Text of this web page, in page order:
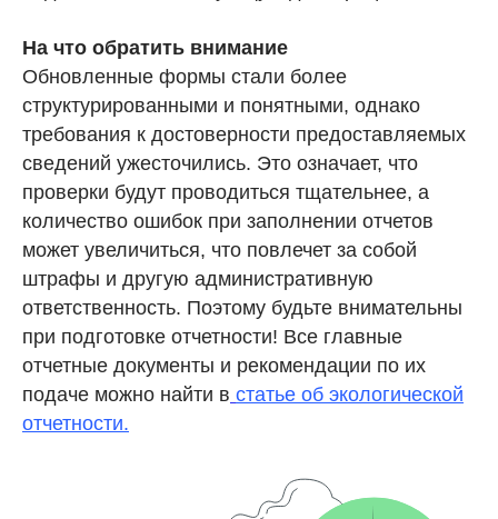
На что обратить внимание
Обновленные формы стали более
структурированными и понятными, однако
требования к достоверности предоставляемых
сведений ужесточились. Это означает, что
проверки будут проводиться тщательнее, а
количество ошибок при заполнении отчетов
может увеличиться, что повлечет за собой
штрафы и другую административную
ответственность. Поэтому будьте внимательны
при подготовке отчетности! Все главные
отчетные документы и рекомендации по их
подаче можно найти в статье об экологической
отчетности.